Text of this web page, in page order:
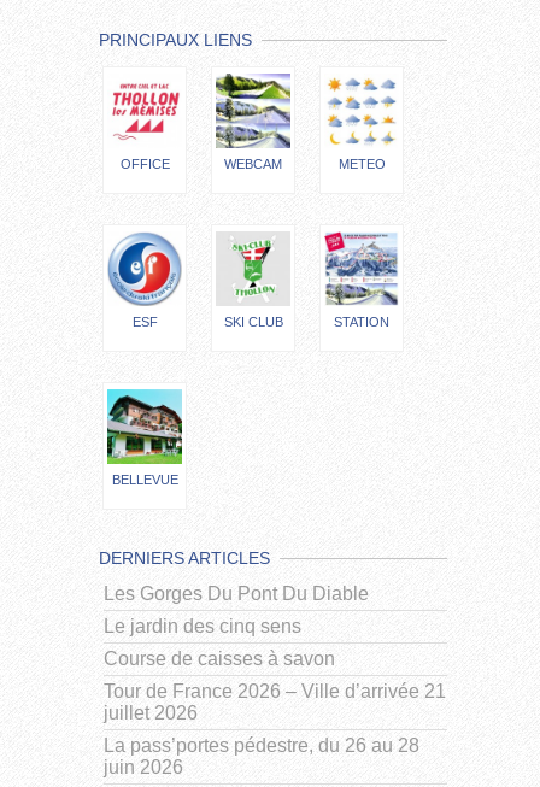
PRINCIPAUX LIENS
OFFICE WEBCAM METEO
ESF SKI CLUB STATION
BELLEVUE
DERNIERS ARTICLES
Les Gorges Du Pont Du Diable
Le jardin des cinq sens
Course de caisses à savon
Tour de France 2026 – Ville d’arrivée 21
juillet 2026
La pass’portes pédestre, du 26 au 28
juin 2026